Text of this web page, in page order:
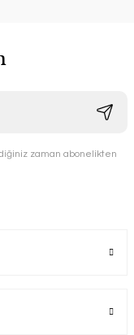
zaman abonelikten